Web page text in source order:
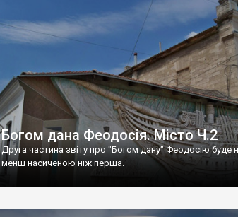
Богом дана Феодосія. Місто Ч.2
Друга частина звіту про "Богом дану" Феодосію буде
менш насиченою ніж перша.